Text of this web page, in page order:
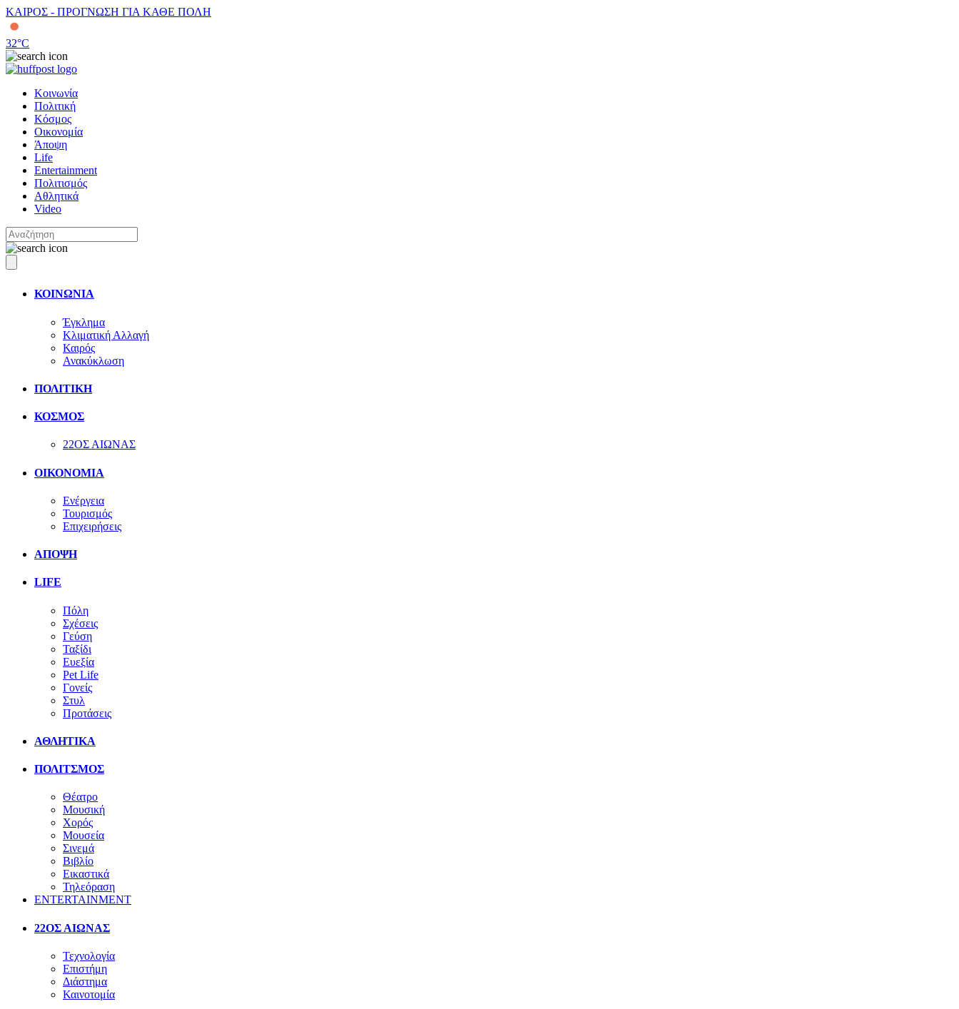
ΚΑΙΡΟΣ - ΠΡΟΓΝΩΣΗ ΓΙΑ ΚΑΘΕ ΠΟΛΗ
32°C
Κοινωνία
Πολιτική
Κόσμος
Οικονομία
Άποψη
Life
Entertainment
Πολιτισμός
Αθλητικά
Video
ΚΟΙΝΩΝΙΑ
Έγκλημα
Κλιματική Αλλαγή
Καιρός
Ανακύκλωση
ΠΟΛΙΤΙΚΗ
ΚΟΣΜΟΣ
22ΟΣ ΑΙΩΝΑΣ
ΟΙΚΟΝΟΜΙΑ
Ενέργεια
Τουρισμός
Επιχειρήσεις
ΑΠΟΨΗ
LIFE
Πόλη
Σχέσεις
Γεύση
Ταξίδι
Ευεξία
Pet Life
Γονείς
Στυλ
Προτάσεις
ΑΘΛΗΤΙΚΑ
ΠΟΛΙΤΣΜΟΣ
Θέατρο
Μουσική
Χορός
Μουσεία
Σινεμά
Βιβλίο
Εικαστικά
Τηλεόραση
ENTERTAINMENT
22ΟΣ ΑΙΩΝΑΣ
Τεχνολογία
Επιστήμη
Διάστημα
Καινοτομία